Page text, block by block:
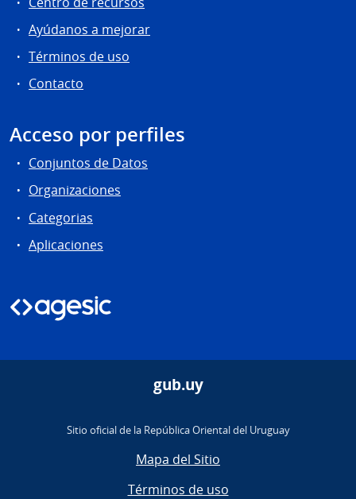
Ayúdanos a mejorar
Términos de uso
Contacto
Acceso por perfiles
Conjuntos de Datos
Organizaciones
Categorias
Aplicaciones
gub.uy
Sitio oficial de la República Oriental del Uruguay
Mapa del Sitio
Términos de uso